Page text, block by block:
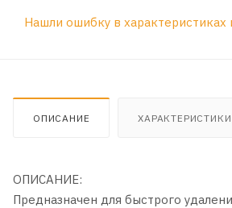
Нашли ошибку в характеристиках
ОПИСАНИЕ ХАРАКТЕРИСТИКИ
ОПИСАНИЕ:
Предназначен для быстрого